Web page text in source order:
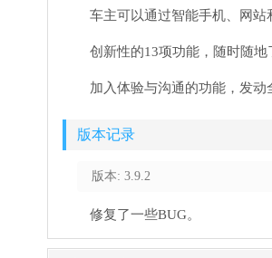
车主可以通过智能手机、网站
创新性的13项功能，随时随地
加入体验与沟通的功能，发动
版本记录
版本: 3.9.2
修复了一些BUG。